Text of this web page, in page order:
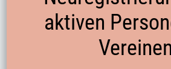
LISTE DER SPIELFESTE
ABSCHLUSSSPIELFESTE IM MÄRZ
aktiven
Vereinen